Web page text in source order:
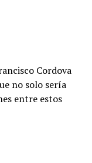
Cordova
no solo sería
entre estos